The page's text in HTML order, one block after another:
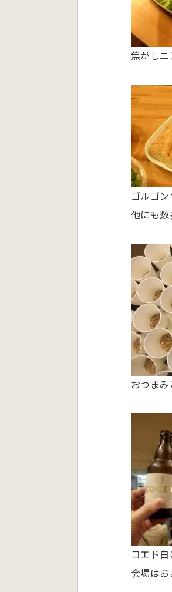
焦がしニ
ゴルゴ
他にも数
おつまみ
コエド
会場はお